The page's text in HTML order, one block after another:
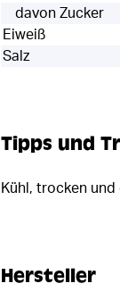
davon Zucker
Eiweiß
Salz
Tipps und
Kühl, trocken und
Hersteller